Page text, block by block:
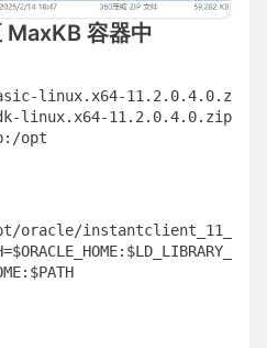
MaxKB 容器中
linux.x64-11.2.0.4.0.zip
linux.x64-11.2.0.4.0.zip -d
opt
opt/oracle/instantclient_11_2